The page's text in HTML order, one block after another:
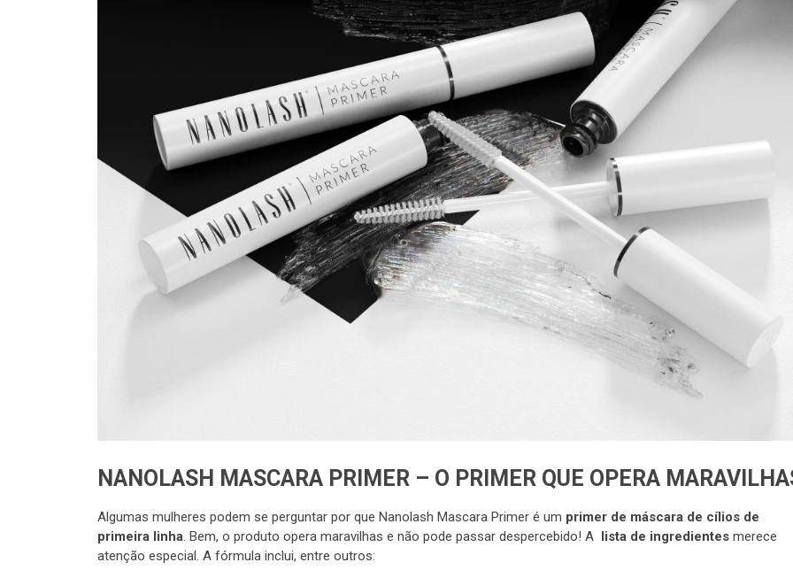
NANOLASH MASCARA PRIMER – O PRIMER QUE OPERA
Algumas mulheres podem se perguntar por que Nanolash Mascara Primer é um primer de máscara de cílios de
primeira linha. Bem, o produto opera maravilhas e não pode passar despercebido! A lista de ingredientes merece
atenção especial. A fórmula inclui, entre outros: